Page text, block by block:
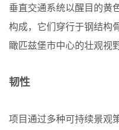
垂直交通系统以醒目的黄
构成，它们穿行于钢结构
瞰匹兹堡市中心的壮观视野
韧性
项目通过多种可持续景观